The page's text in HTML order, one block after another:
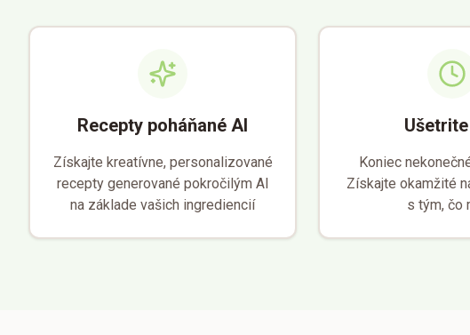
Recepty poháňané AI
Získajte kreatívne, personalizované
recepty generované pokročilým AI
na základe vašich ingrediencií
Koniec
Získajte okamžité
s tým, čo